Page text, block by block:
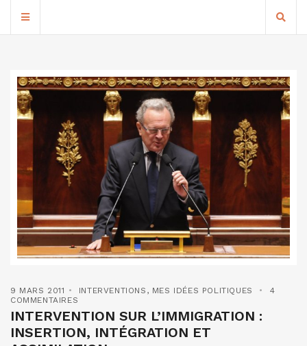
9 MARS 2011 INTERVENTIONS , MES IDÉES POLITIQUES
4
COMMENTAIRES
INTERVENTION SUR L’IMMIGRATION :
INSERTION, INTÉGRATION ET